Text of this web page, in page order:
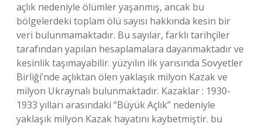
açlık nedeniyle ölümler yaşanmış, ancak bu
bölgelerdeki toplam ölü sayısı hakkında kesin bir
veri bulunmamaktadır. Bu sayılar, farklı tarihçiler
tarafından yapılan hesaplamalara dayanmaktadır ve
kesinlik taşımayabilir. yüzyılın ilk yarısında Sovyetler
Birliği’nde açlıktan ölen yaklaşık milyon Kazak ve
milyon Ukraynalı bulunmaktadır. Kazaklar : 1930-
1933 yılları arasındaki “Büyük Açlık” nedeniyle
yaklaşık milyon Kazak hayatını kaybetmiştir. bu